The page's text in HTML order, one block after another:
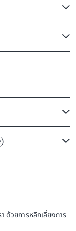
)
ด้วยการหลีกเลี่ยงการ